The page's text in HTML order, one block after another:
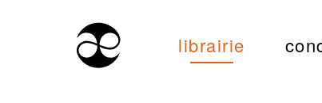
librairie